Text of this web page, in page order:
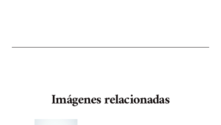
Imágenes relacionadas